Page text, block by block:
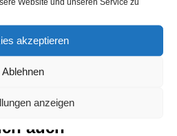
akzeptieren
Ablehnen
anzeigen
auch